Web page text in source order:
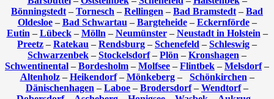
Bönningstedt – Tornesch – Rellingen – Bad Bramstedt – Bad
Oldesloe– Bad Schwartau – Bargteheide– Eckernförde–
Eutin – Lübeck– Mölln – Neumünster– Neustadt in Holstein –
Preetz – Ratekau – Rendsburg – Schenefeld – Schleswig –
Schwarzenbek – Stockelsdorf– Plön – Kronshagen –
Schwentinental – Bordesholm – Molfsee – Flintbek – Melsdorf–
Altenholz– Heikendorf– Mönkeberg– Schönkirchen –
Dänischenhagen – Laboe – Brodersdorf– Wendtorf–